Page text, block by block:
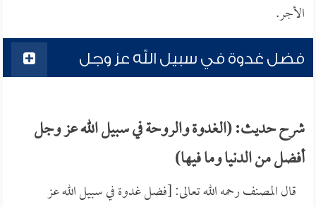
الأجر.
فضل غدوة في سبيل الله عز وجل
شرح حديث: (الغدوة والروحة في سبيل الله عز وجل
أفضل من الدنيا وما فيها)
قال المصنف رحمه الله تعالى: [فضل غدوة في سبيل الله عز